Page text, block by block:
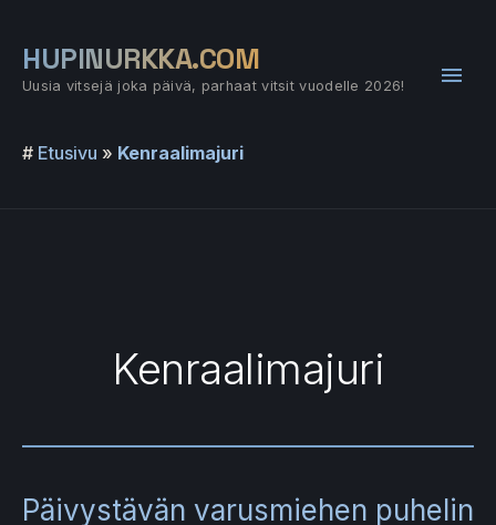
sisältöön
HUPINURKKA.COM
Uusia vitsejä joka päivä, parhaat vitsit vuodelle 2026!
# Etusivu » Kenraalimajuri
Kenraalimajuri
Päivystävän varusmiehen puhelin